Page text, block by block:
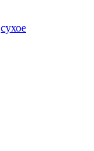
сухое